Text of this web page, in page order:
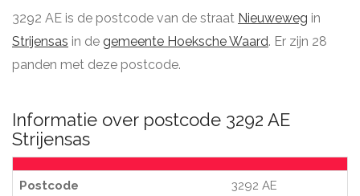
3292 AE is de postcode van de straat Nieuweweg in
Strijensas in de gemeente Hoeksche Waard. Er zijn 28
panden met deze postcode.
Informatie over postcode 3292 AE
Strijensas
Postcode 3292 AE